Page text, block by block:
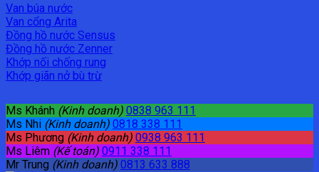
Van búa nước
Van cổng Arita
Đồng hồ nước Sensus
Đồng hồ nước Zenner
Khớp nối chống rung
Khớp giãn nở bù trừ
Ms Khánh (Kinh doanh) 0838 963 111
Ms Nhi (Kinh doanh) 0818 338 111
Ms Phương (Kinh doanh) 0938 963 111
Ms Liêm (Kế toán) 0911 338 111
Mr Trung (Kinh doanh) 0813 633 888